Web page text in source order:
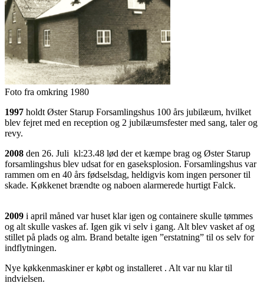
Foto fra omkring 1980
1997 holdt Øster Starup Forsamlingshus 100 års jubilæum, hvilket
blev fejret med en reception og 2 jubilæumsfester med sang, taler og
revy.
2008 den 26. Juli kl:23.48 lød der et kæmpe brag og Øster Starup
forsamlingshus blev udsat for en gaseksplosion. Forsamlingshus var
rammen om en 40 års fødselsdag, heldigvis kom ingen personer til
skade. Køkkenet brændte og naboen alarmerede hurtigt Falck.
2009 i april måned var huset klar igen og containere skulle tømmes
og alt skulle vaskes af. Igen gik vi selv i gang. Alt blev vasket af og
stillet på plads og alm. Brand betalte igen ”erstatning” til os selv for
indflytningen.
Nye køkkenmaskiner er købt og installeret . Alt var nu klar til
indvielsen.